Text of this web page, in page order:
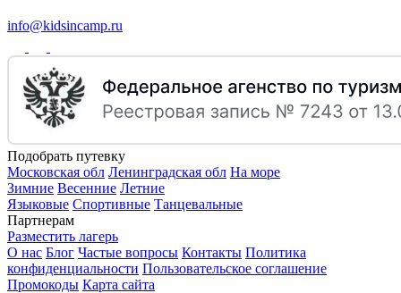
info@kidsincamp.ru
Подобрать путевку
Московская обл Ленинградская обл На море
Зимние Весенние Летние
Языковые Спортивные Танцевальные
Партнерам
Разместить лагерь
О нас Блог Частые вопросы Контакты Политика
конфиденциальности Пользовательское соглашение
Промокоды Карта сайта